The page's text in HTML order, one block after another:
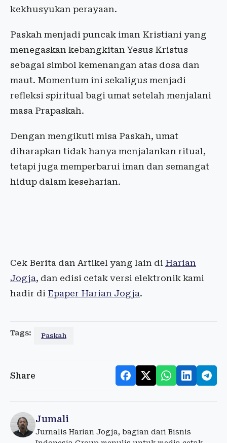
kekhusyukan perayaan.
Paskah menjadi puncak iman Kristiani yang
menegaskan kebangkitan Yesus Kristus
sebagai simbol kemenangan atas dosa dan
maut. Momentum ini sekaligus menjadi
refleksi spiritual bagi umat setelah menjalani
masa Prapaskah.
Dengan mengikuti misa Paskah, umat
diharapkan tidak hanya menjalankan ritual,
tetapi juga memperbarui iman dan semangat
hidup dalam keseharian.
Cek Berita dan Artikel yang lain di Harian
Jogja, dan edisi cetak versi elektronik kami
hadir di Epaper Harian Jogja.
Tags: Paskah
Share
Jumali
Jurnalis Harian Jogja, bagian dari Bisnis